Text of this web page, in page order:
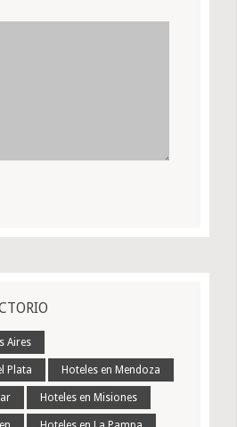
Aires
Plata Hoteles en Mendoza
Hoteles en Misiones